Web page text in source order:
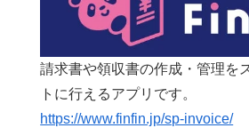
請求書や領収書の作成・管理を
トに行えるアプリです。
https://www.finfin.jp/sp-invoice/